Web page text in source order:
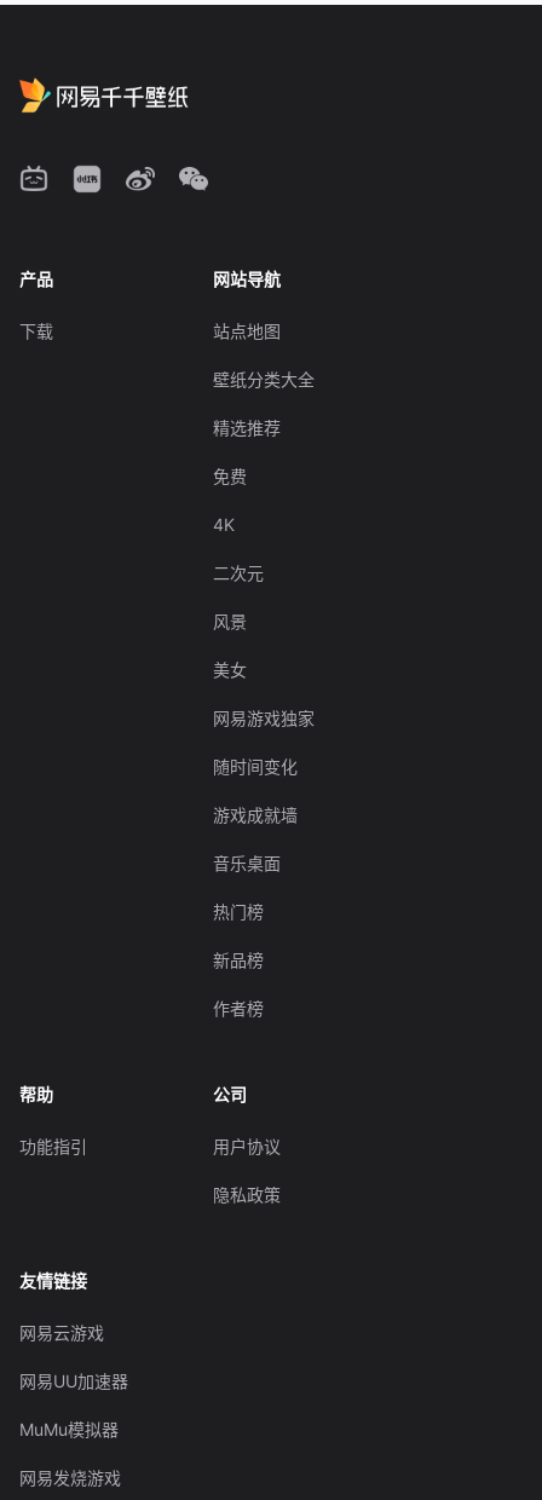
产品
下载
网站导航
站点地图
壁纸分类大全
精选推荐
免费
4K
二次元
风景
美女
网易游戏独家
随时间变化
游戏成就墙
音乐桌面
热门榜
新品榜
作者榜
帮助
功能指引
公司
用户协议
隐私政策
友情链接
网易云游戏
网易UU加速器
MuMu模拟器
网易发烧游戏